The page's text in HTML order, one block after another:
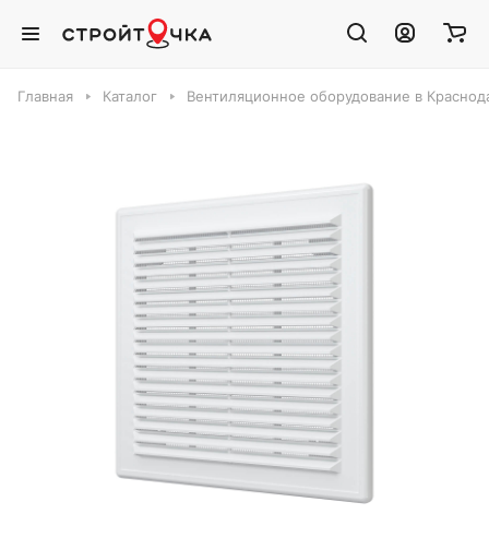
Главная Каталог Вентиляционное оборудование в